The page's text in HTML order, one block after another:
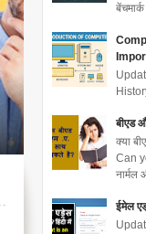
बीएड
क्या
Can
ईमेल